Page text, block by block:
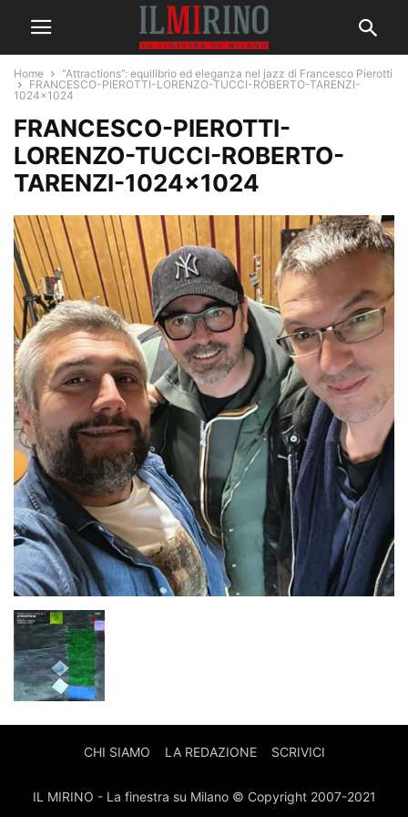
Home
“Attractions”: equilibrio ed eleganza nel jazz di Francesco Pierotti
FRANCESCO-PIEROTTI-LORENZO-TUCCI-ROBERTO-TARENZI-
1024x1024
FRANCESCO-PIEROTTI-
LORENZO-TUCCI-ROBERTO-
TARENZI-1024×1024
CHI SIAMO LA REDAZIONE SCRIVICI
IL MIRINO - La finestra su Milano © Copyright 2007-2021